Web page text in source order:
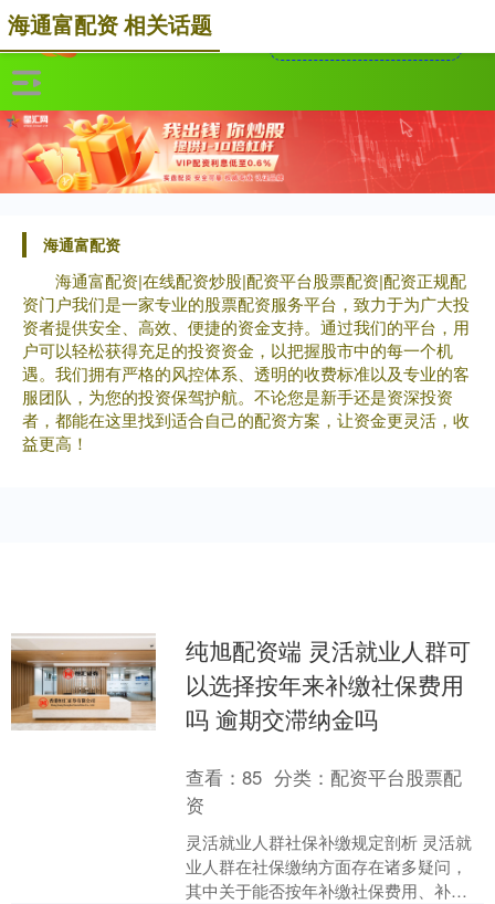
海通富配资
海通富配资|在线配资炒股|配资平台股票配资|配资正规配
资门户我们是一家专业的股票配资服务平台，致力于为广大投
资者提供安全、高效、便捷的资金支持。通过我们的平台，用
户可以轻松获得充足的投资资金，以把握股市中的每一个机
遇。我们拥有严格的风控体系、透明的收费标准以及专业的客
服团队，为您的投资保驾护航。不论您是新手还是资深投资
者，都能在这里找到适合自己的配资方案，让资金更灵活，收
益更高！
海通富配资 相关话题
纯旭配资端 灵活就业人群可
以选择按年来补缴社保费用
吗 逾期交滞纳金吗
查看：85 分类：配资平台股票配
资
灵活就业人群社保补缴规定剖析 灵活就
业人群在社保缴纳方面存在诸多疑问，
其中关于能否按年补缴社保费用、补缴